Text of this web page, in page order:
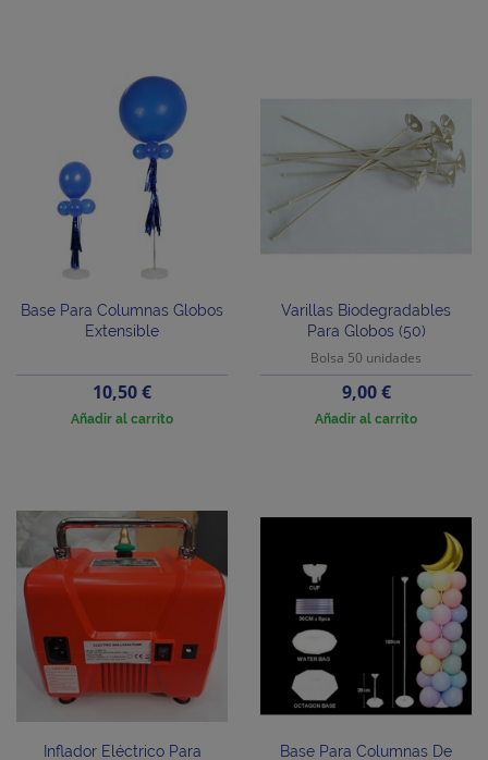
Base Para Columnas Globos
Extensible
Precio
10,50 €
Añadir al carrito
Varillas Biodegradables
Para Globos (50)
Bolsa 50 unidades
Precio
9,00 €
Añadir al carrito
Inflador Eléctrico Para Base Para Columnas De